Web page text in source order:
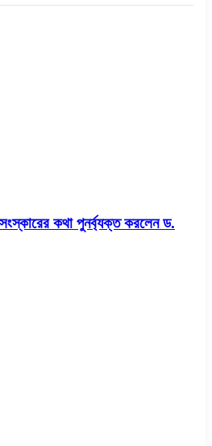
কথা পুনর্ব্যক্ত করলেন ড.